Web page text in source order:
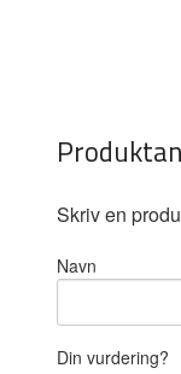
Skriv en
Navn
Din vurdering?